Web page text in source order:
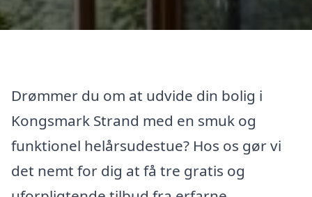
Drømmer du om at udvide din bolig i
Kongsmark Strand med en smuk og
funktionel helårsudestue? Hos os gør vi
det nemt for dig at få tre gratis og